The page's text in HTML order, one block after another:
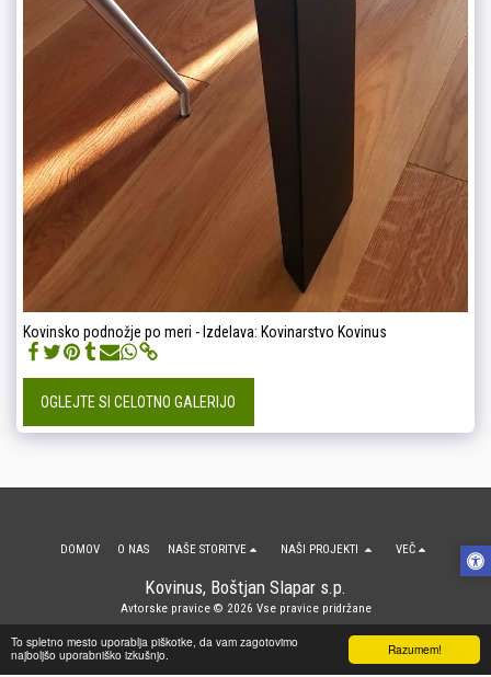
Razumem!
To spletno mesto uporablja piškotke, da vam zagotovimo
najboljšo uporabniško izkušnjo.
Kovinsko podnožje po meri - Izdelava: Kovinarstvo Kovinus
OGLEJTE SI CELOTNO GALERIJO
Kovinus, Boštjan Slapar s.p.
Avtorske pravice © 2026 Vse pravice pridržane
DOMOV O NAS NAŠE STORITVE NAŠI PROJEKTI VEČ